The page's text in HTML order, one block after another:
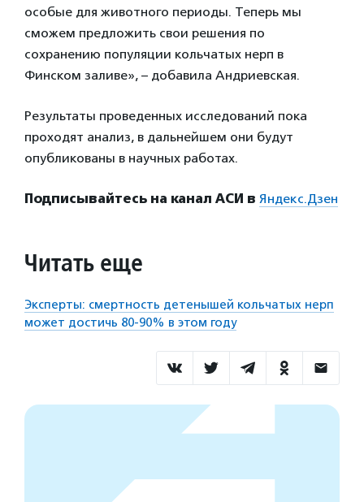
особые для животного периоды. Теперь мы
сможем предложить свои решения по
сохранению популяции кольчатых нерп в
Финском заливе», – добавила Андриевская.
Результаты проведенных исследований пока
проходят анализ, в дальнейшем они будут
опубликованы в научных работах.
Подписывайтесь на канал АСИ в Яндекс.Дзен
Читать еще
Эксперты: смертность детенышей кольчатых нерп
может достичь 80-90% в этом году